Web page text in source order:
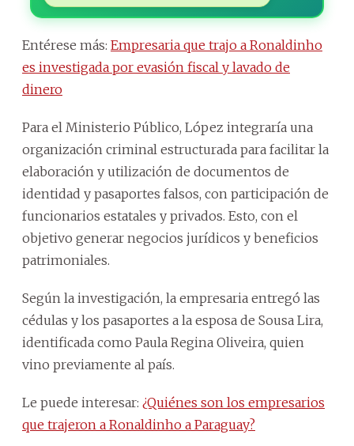
Entérese más: Empresaria que trajo a Ronaldinho
es investigada por evasión fiscal y lavado de
dinero
Para el Ministerio Público, López integraría una
organización criminal estructurada para facilitar la
elaboración y utilización de documentos de
identidad y pasaportes falsos, con participación de
funcionarios estatales y privados. Esto, con el
objetivo generar negocios jurídicos y beneficios
patrimoniales.
Según la investigación, la empresaria entregó las
cédulas y los pasaportes a la esposa de Sousa Lira,
identificada como Paula Regina Oliveira, quien
vino previamente al país.
Le puede interesar: ¿Quiénes son los empresarios
que trajeron a Ronaldinho a Paraguay?